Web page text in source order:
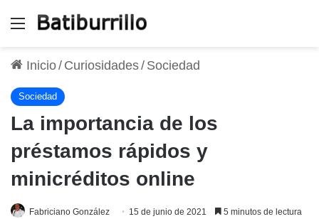
Menú
Inicio/ Curiosidades/ Sociedad
Sociedad
La importancia de los
préstamos rápidos y
minicréditos online
Fabriciano González 15 de junio de 2021 5 minutos de lectura